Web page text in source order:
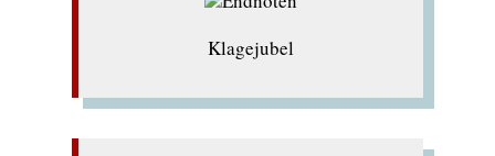
Klagejubel